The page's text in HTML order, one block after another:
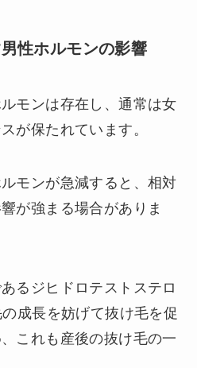
性ホルモンの影響
モンは存在し、通常は女
が保たれています。
モンが急減すると、相対
が強まる場合がありま
るジヒドロテストステロ
成長を妨げて抜け毛を促
これも産後の抜け毛の一